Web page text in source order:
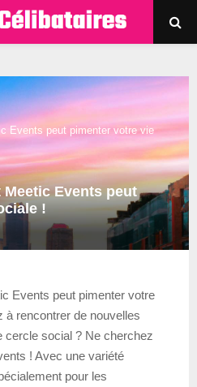
Events peut pimenter votre vie
Events peut
!
Events peut pimenter votre
à rencontrer de nouvelles
cercle social ? Ne cherchez
! Avec une variété
pour les